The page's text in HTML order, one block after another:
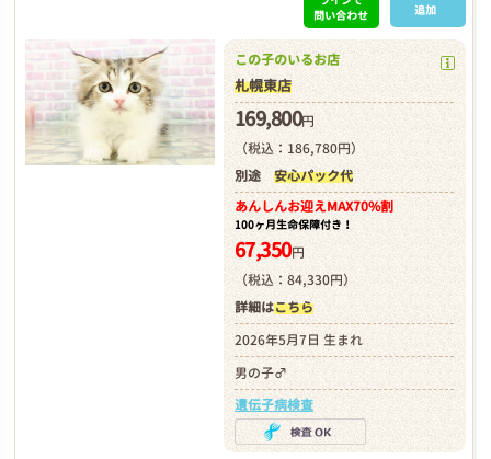
問い合わせ
追加
この子のいるお店
札幌東店
169,800円
（税込：186,780円）
別途 安心パック代
あんしんお迎えMAX70%割
100ヶ月生命保障付き！
67,350円
（税込：84,330円）
詳細はこちら
2026年5月7日 生まれ
男の子♂
遺伝子病検査